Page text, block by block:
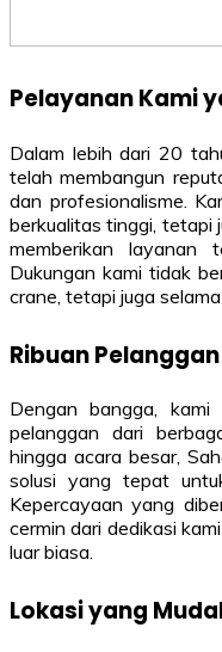
Pelayanan Kami
Dalam lebih dari 20
telah membangun
dan profesionalisme.
berkualitas tinggi, tetapi
memberikan layanan
Dukungan kami tidak
crane, tetapi juga
Ribuan
Dengan bangga,
pelanggan dari
hingga acara besar,
solusi yang tepat
Kepercayaan yang
cermin dari dedikasi
luar biasa.
Lokasi yang